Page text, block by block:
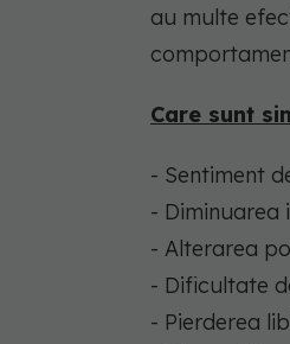
au multe
Care sunt
- Sentiment
- Diminuarea
- Alterarea
- Dificultate
- Pierderea